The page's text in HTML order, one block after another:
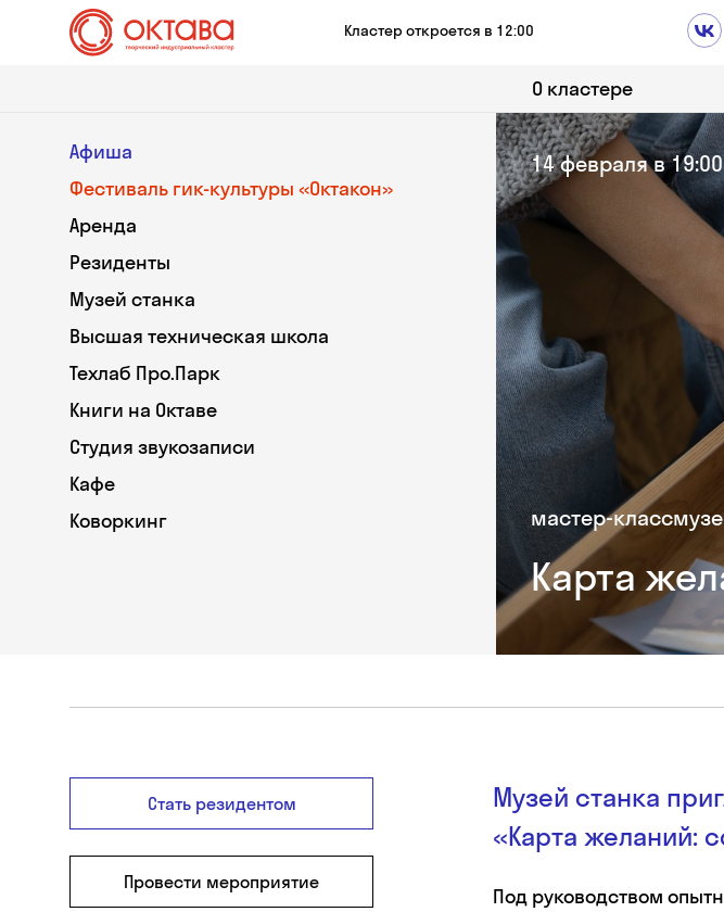
Кластер откроется в 12:00
О кластере
Афиша
Фестиваль гик-культуры «Октакон»
Аренда
Резиденты
Музей станка
Высшая техническая школа
Техлаб Про.Парк
Книги на Октаве
Студия звукозаписи
Кафе
Коворкинг
14 февраля в 19:00
мастер-класс
Карта
Стать резидентом
Провести мероприятие
Музей станка
«Карта желаний:
Под руководством